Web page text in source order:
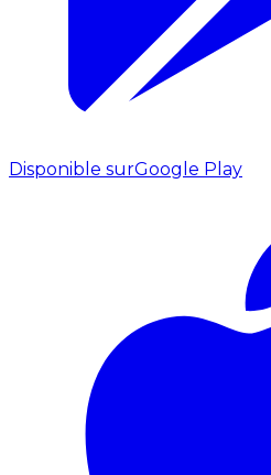
Disponible surGoogle Play